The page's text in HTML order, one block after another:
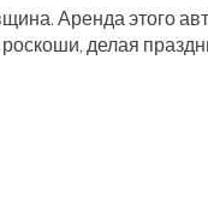
Аренда этого
роскоши, делая
подчеркнет ваш